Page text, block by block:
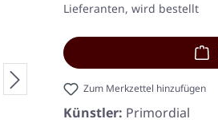
Lieferanten, wird bestellt
Zum Merkzettel hinzufügen
Künstler: Primordial